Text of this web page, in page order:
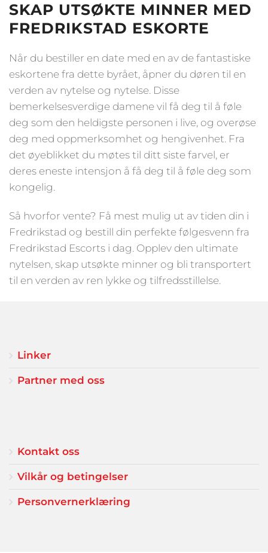
SKAP UTSØKTE MINNER MED
FREDRIKSTAD ESKORTE
Når du bestiller en date med en av de fantastiske
eskortene fra dette byrået, åpner du døren til en
verden av nytelse og nytelse. Disse
bemerkelsesverdige damene vil få deg til å føle
deg som den heldigste personen i live, og overøse
deg med oppmerksomhet og hengivenhet. Fra
det øyeblikket du møtes til ditt siste farvel, er
deres eneste intensjon å få deg til å føle deg som
kongelig.
Så hvorfor vente? Få mest mulig ut av tiden din i
Fredrikstad og bestill din perfekte følgesvenn fra
Fredrikstad Escorts i dag. Opplev den ultimate
nytelsen, skap utsøkte minner og bli transportert
til en verden av ren lykke og tilfredsstillelse.
Linker
Partner med oss
Kontakt oss
Vilkår og betingelser
Personvernerklæring